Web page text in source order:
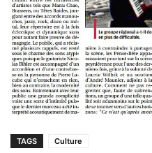
TAGS Culture